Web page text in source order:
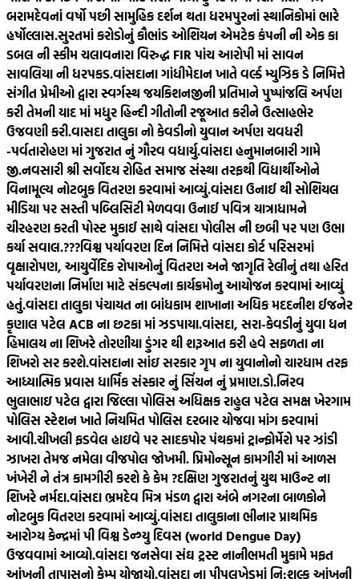
બરામદેવનાં વર્ષો પછી સામુહિક દર્શન થતા ધરમપુરનાં સ્થાનિકોમાં ભારે
હર્ષોલ્લાસ.સુરતમાં કરોડોનું કૌભાંડ ઓશિયન એમટેક કંપની ની એક કા
ડબલ ની સ્કીમ ચલાવનારા વિરુદ્ધ FIR પાંચ આરોપી માં સાવન
સાવલિયા ની ધરપકડ.વાંસદાના ગાંધીમેદાન ખાતે વર્લ્ડ મ્યુઝિક ડે નિમિત્તે
સંગીત પ્રેમીઓ દ્વારા સ્વર્ગસ્થ જયકિશનજીની પ્રતિમાને પુષ્પાંજલિ અર્પણ
કરી તેમની યાદ માં મધુર હિન્દી ગીતોની રજૂઆત કરીને ઉત્સાહભેર
ઉજવણી કરી.વાસદા તાલુકા નો કેવડીનો યુવાન અર્પણ ચવધરી
-પર્વતારોહણ માં ગુજરાત નું ગૌરવ વધાર્યુ.વાંસદા હનુમાનબારી ગામે
જી.નવસારી શ્રી સર્વોદય રોહિત સમાજ સંસ્થા તરફથી વિદ્યાર્થીઓને
વિનામૂલ્ય નોટબુક વિતરણ કરવામાં આવ્યું.વાંસદા ઉનાઈ થી સોશિયલ
મીડિયા પર સસ્તી પબ્લિસિટી મેળવવા ઉનાઈ પવિત્ર યાત્રાધામને
ચીરહરણ કરતી પોસ્ટ મુકાઈ સાથે વાંસદા પોલીસ ની છબી પર પણ ઉભા
કર્યા સવાલ.???વિશ્વ પર્યાવરણ દિન નિમિત્તે વાંસદા કોર્ટ પરિસરમાં
વૃક્ષારોપણ, આયુર્વેદિક રોપાઓનું વિતરણ અને જાગૃતિ રેલીનું તથા હરિત
પર્યાવરણના નિર્માણ માટે સંકલ્પના કાર્યક્રમોનુ આયોજન કરવામાં આવ્યું
હતું.વાંસદા તાલુકા પંચાયત ના બાંધકામ શાખાના અધિક મદદનીશ ઈજનેર
કૃણાલ પટેલ ACB ના છટકા માં ઝડપાયા.વાંસદા, સરા-કેવડીનું યુવા ધન
હિમાલય ના શિખરે તોરણીયા ડુંગર થી શરૂઆત કરી હવે સફળતા ના
શિખરો સર કરશે.વાંસદાના સાંઇ સરકાર ગૃપ ના યુવાનોનો ચારધામ તરફ
આધ્યાત્મિક પ્રવાસ ધાર્મિક સંસ્કાર નું સિંચન નું પ્રમાણ.ડો.નિરવ
ભુલાભાઇ પટેલ દ્વારા જિલ્લા પોલિસ અધિક્ષક રાહુલ પટેલ સમક્ષ ખેરગામ
પોલિસ સ્ટેશન ખાતે નિયમિત પોલિસ દરબાર યોજવા માંગ કરવામાં
આવી.ચીખલી ફડવેલ હાઇવે પર સાદકપોર પંથકમાં ટ્રાન્ફોર્મેરો પર ઝાંડી
ઝાખરા તેમજ નમેલા વીજપોલ જોખમી. પ્રિમોન્સૂન કામગીરી માં આળસ
ખંખેરી ને તંત્ર કામગીરી કરશે કે કેમ ?દક્ષિણ ગુજરાતનું યુથ માઉન્ટ ના
શિખરે નર્મદા.વાંસદા ભ્રમદેવ મિત્ર મંડળ દ્વારા અંબે નગરના બાળકોને
નોટબુક વિતરણ કરવામાં આવ્યું.વાંસદા તાલુકાના ભીનાર પ્રાથમિક
આરોગ્ય કેન્દ્રમાં પી વિશ્વ ડેન્ગ્યુ દિવસ (world Dengue Day)
ઉજવવામાં આવ્યો.વાંસદા જનસેવા સંઘ ટ્રસ્ટ નાનીભમતી મુકામે મફત
આંખની તાપાસનો કેમ્પ યોજાયો.વાંસદા ના પીપલખેડમાં નિ:શુલ્ક આંખની